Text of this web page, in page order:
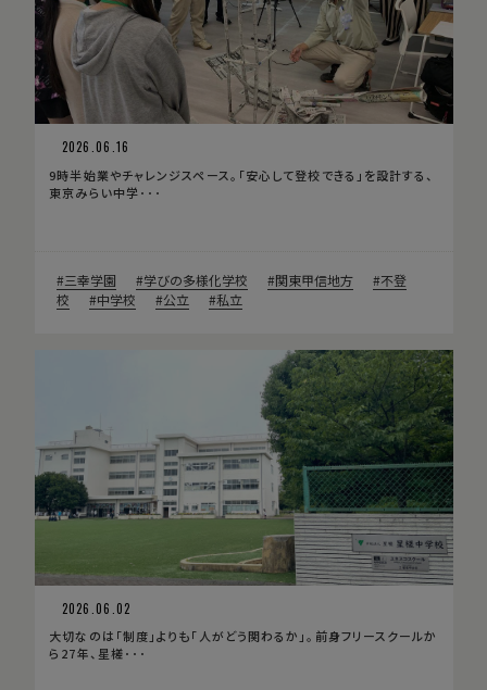
2026.06.16
9時半始業やチャレンジスペース。「安心して登校できる」を設計する、
東京みらい中学･･･
三幸学園 学びの多様化学校 関東甲信地方
不登
校
中学校 公立 私立
2026.06.02
大切なのは「制度」よりも「人がどう関わるか」。前身フリースクールか
ら27年、星槎･･･